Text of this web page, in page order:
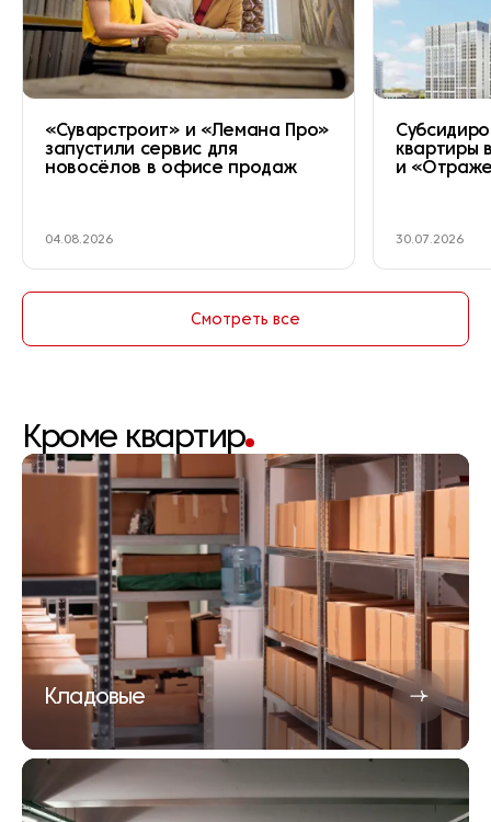
Смотреть все
«Суварстроит» и «Лемана Про»
запустили сервис для
новосёлов в офисе продаж
04.08.2026
квартиры
и
30.07.2026
Кроме квартир
Кладовые